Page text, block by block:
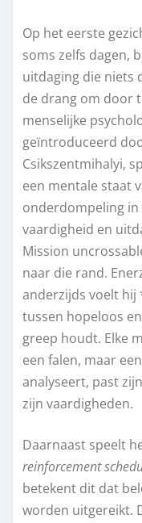
Op het eerste
soms zelfs dagen,
uitdaging die niets
de drang om door
menselijke
geïntroduceerd
Csikszentmihalyi,
een mentale staat
onderdompeling
vaardigheid en
Mission
naar die rand.
anderzijds voelt hij
tussen hopeloos
greep houdt. Elke
een falen, maar
analyseert, past
zijn vaardigheden.
Daarnaast speelt
reinforcement
betekent dit dat
worden uitgereikt.